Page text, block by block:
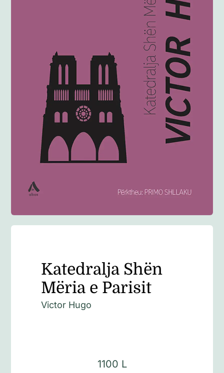
Ditarë
Evente
Blog
Katedralja Shën
Mëria e Parisit
Victor Hugo
1100 L